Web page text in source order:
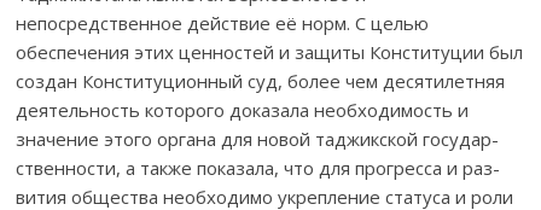
непосредственное дей­ствие её норм. С целью
обеспечения этих цен­но­стей и за­щиты Конституции был
создан Конституционный суд, бо­лее чем дес­­ятилетняя
деятельность которого доказала необ­хо­димость и
значение это­го органа для новой таджикской госу­дар­
ственности, а также показала, что для прогресса и раз­
вития общества не­обходимо укрепление статуса и роли